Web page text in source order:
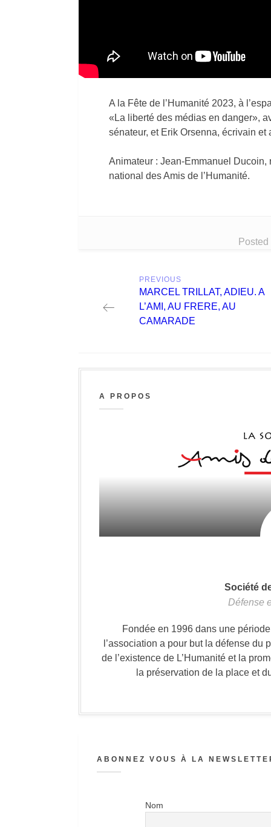
A la Fête de l’Humanité 2023, à
«La liberté des médias en danger»,
sénateur, et Erik Orsenna, écrivain
Animateur : Jean-Emmanuel Ducoin,
national des Amis de l’Humanité.
navigation
PREVIOUS
Previous
post:
MARCEL TRILLAT, ADIEU. A
L’AMI, AU FRERE, AU
CAMARADE
A PROPOS
Société
Défense
Fondée en 1996 dans une
l’association a pour but la défense
de l’existence de L’Humanité et la
la préservation de la place et
ABONNEZ VOUS À LA
Nom